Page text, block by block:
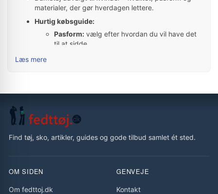
materialer, der gør hverdagen lettere.
Hurtig købsguide:
Pasform: vælg efter hvordan du vil have det
til at sidde.
Der er i alt 18.740 produkter i denne kategori
Tip: Brug sortering og filtre til at indsnævre udvalget
gældende.
Annonce/affiliate·Vi sælger ikke
Læs mere
Find tøj, sko, artikler, guides og gode tilbud samlet ét sted.
OM SIDEN
Om fedttoj.dk
GENVEJE
Kontakt